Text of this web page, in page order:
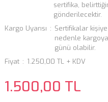
sertifika,
gönderilecektir.
Kargo Uyarısı
Sertifikalar
nedenle
günü olabilir.
Fiyat
1.250,00 TL + KDV
1.500,00 TL